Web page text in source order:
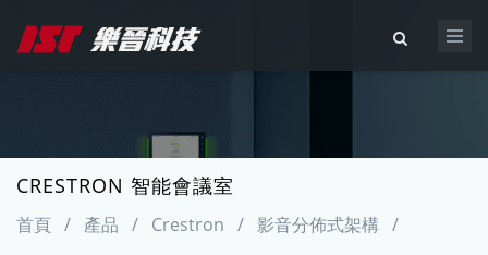
CRESTRON 智能會議室
首頁 / 產品 / Crestron / 影音分佈式架構 /